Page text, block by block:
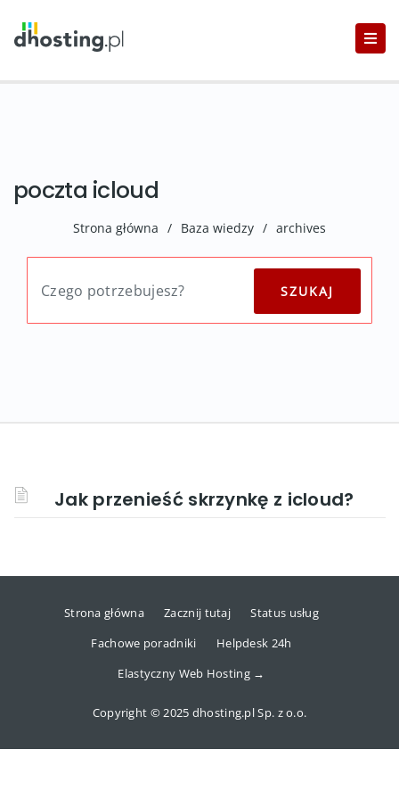
poczta icloud
Strona główna / Baza wiedzy / archives
Jak przenieść skrzynkę z icloud?
Strona główna Zacznij tutaj
Status usług
Fachowe poradniki
Helpdesk 24h
Elastyczny Web Hosting →
Copyright © 2025 dhosting.pl Sp. z o.o.